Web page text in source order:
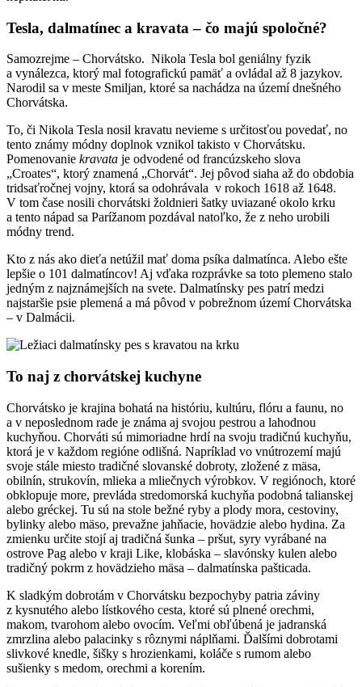
Tesla, dalmatínec a kravata – čo majú spoločné?
Samozrejme – Chorvátsko. Nikola Tesla bol geniálny fyzik
a vynálezca, ktorý mal fotografickú pamäť a ovládal až 8 jazykov.
Narodil sa v meste Smiljan, ktoré sa nachádza na území dnešného
Chorvátska.
To, či Nikola Tesla nosil kravatu nevieme s určitosťou povedať, no
tento známy módny doplnok vznikol takisto v Chorvátsku.
Pomenovanie kravata je odvodené od francúzskeho slova
„Croates“, ktorý znamená „Chorvát“. Jej pôvod siaha až do obdobia
tridsaťročnej vojny, ktorá sa odohrávala v rokoch 1618 až 1648.
V tom čase nosili chorvátski žoldnieri šatky uviazané okolo krku
a tento nápad sa Parížanom pozdával natoľko, že z neho urobili
módny trend.
Kto z nás ako dieťa netúžil mať doma psíka dalmatínca. Alebo ešte
lepšie o 101 dalmatíncov! Aj vďaka rozprávke sa toto plemeno stalo
jedným z najznámejších na svete. Dalmatínsky pes patrí medzi
najstaršie psie plemená a má pôvod v pobrežnom území Chorvátska
– v Dalmácii.
To naj z chorvátskej kuchyne
Chorvátsko je krajina bohatá na históriu, kultúru, flóru a faunu, no
a v neposlednom rade je známa aj svojou pestrou a lahodnou
kuchyňou. Chorváti sú mimoriadne hrdí na svoju tradičnú kuchyňu,
ktorá je v každom regióne odlišná. Napríklad vo vnútrozemí majú
svoje stále miesto tradičné slovanské dobroty, zložené z mäsa,
obilnín, strukovín, mlieka a mliečnych výrobkov. V regiónoch, ktoré
obklopuje more, prevláda stredomorská kuchyňa podobná talianskej
alebo gréckej. Tu sú na stole bežné ryby a plody mora, cestoviny,
bylinky alebo mäso, prevažne jahňacie, hovädzie alebo hydina. Za
zmienku určite stojí aj tradičná šunka – pršut, syry vyrábané na
ostrove Pag alebo v kraji Like, klobáska – slavónsky kulen alebo
tradičný pokrm z hovädzieho mäsa – dalmatínska pašticada.
K sladkým dobrotám v Chorvátsku bezpochyby patria záviny
z kysnutého alebo lístkového cesta, ktoré sú plnené orechmi,
makom, tvarohom alebo ovocím. Veľmi obľúbená je jadranská
zmrzlina alebo palacinky s rôznymi náplňami. Ďalšími dobrotami
slivkové knedle, šišky s hrozienkami, koláče s rumom alebo
sušienky s medom, orechmi a korením.